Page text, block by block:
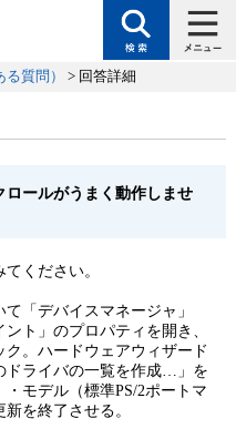
質問） > 回答詳細
ールがうまく動作しませ
ください。
「デバイスマネージャ」
ト」のプロパティを開き、
ク。ハードウェアウィザード
ドライバの一覧を作成…」を
モデル（標準PS/2ポートマ
を終了させる。